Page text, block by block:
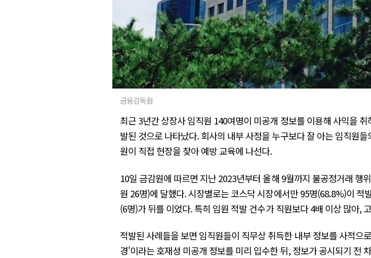
금융감독원
최근 3년간 상장사 임직원 140여명이 미공개 정보를 이용해 사익을
발된 것으로 나타났다. 회사의 내부 사정을 누구보다 잘 아는 임직원
원이 직접 현장을 찾아 예방 교육에 나선다.
10일 금감원에 따르면 지난 2023년부터 올해 9월까지 불공정거래 행
원 26명)에 달했다. 시장별로는 코스닥 시장에서만 95명(68.8%)이 적
(6명)가 뒤를 이었다. 특히 임원 적발 건수가 직원보다 4배 이상 많아,
적발된 사례들을 보면 임직원들이 직무상 취득한 내부 정보를 사적으
경'이라는 호재성 미공개 정보를 미리 입수한 뒤, 정보가 공시되기 전